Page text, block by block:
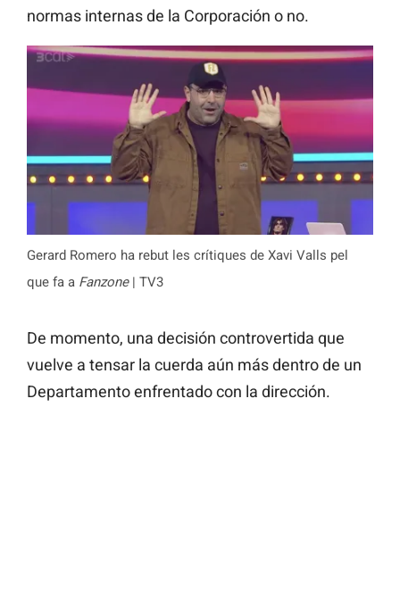
normas internas de la Corporación o no.
Gerard Romero ha rebut les crítiques de Xavi Valls pel
que fa a Fanzone| TV3
De momento, una decisión controvertida que
vuelve a tensar la cuerda aún más dentro de un
Departamento enfrentado con la dirección.